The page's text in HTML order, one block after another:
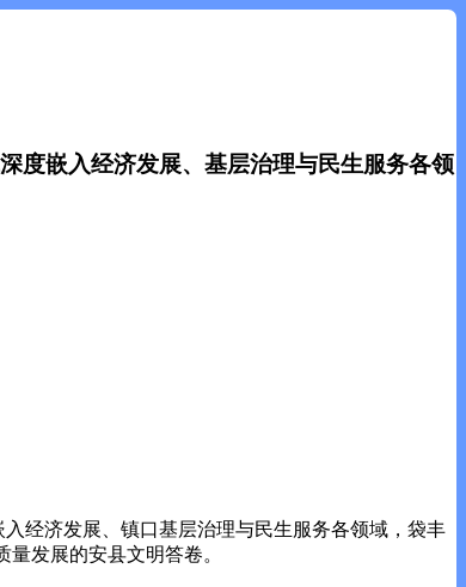
度嵌入经济发展、基层治理与民生服务各领
经济发展、镇口基层治理与民生服务各领域，袋丰
发展的安县文明答卷。